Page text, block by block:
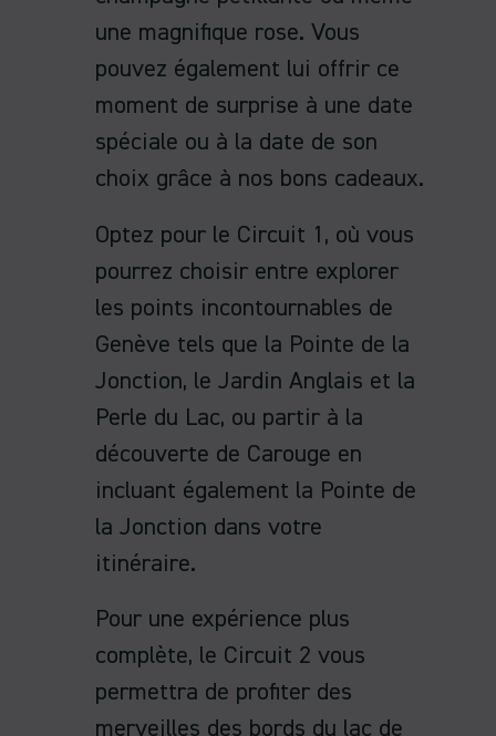
une magnifique rose. Vous
pouvez également lui offrir ce
moment de surprise à une date
spéciale ou à la date de son
choix grâce à nos bons cadeaux.
Optez pour le Circuit 1, où vous
pourrez choisir entre explorer
les points incontournables de
Genève tels que la Pointe de la
Jonction, le Jardin Anglais et la
Perle du Lac, ou partir à la
découverte de Carouge en
incluant également la Pointe de
la Jonction dans votre
itinéraire.
Pour une expérience plus
complète, le Circuit 2 vous
permettra de profiter des
merveilles des bords du lac de